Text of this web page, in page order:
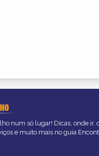
num só lugar! Dicas, onde ir,
e muito mais no guia